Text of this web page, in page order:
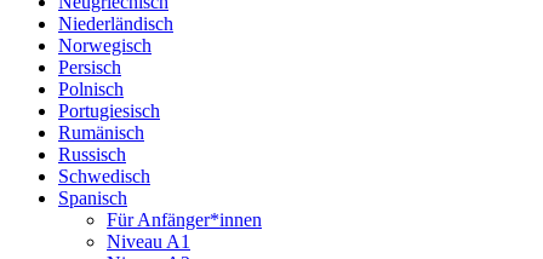
Niederländisch
Norwegisch
Persisch
Polnisch
Portugiesisch
Rumänisch
Russisch
Schwedisch
Spanisch
Für Anfänger*innen
Niveau A1